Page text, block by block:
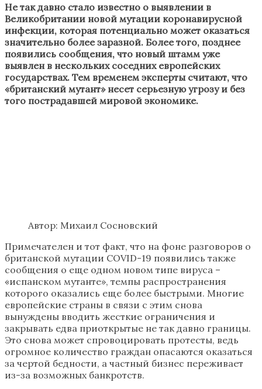
Не так давно стало известно о выявлении в
Великобритании новой мутации коронавирусной
инфекции, которая потенциально может оказаться
значительно более заразной. Более того, позднее
появились сообщения, что новый штамм уже
выявлен в нескольких соседних европейских
государствах. Тем временем эксперты считают, что
«британский мутант» несет серьезную угрозу и без
того пострадавшей мировой экономике.
Автор: Михаил Сосновский
Примечателен и тот факт, что на фоне разговоров о
британской мутации COVID-19 появились также
сообщения о еще одном новом типе вируса –
«испанском мутанте», темпы распространения
которого оказались еще более быстрыми. Многие
европейские страны в связи с этим снова
вынуждены вводить жесткие ограничения и
закрывать едва приоткрытые не так давно границы.
Это снова может спровоцировать протесты, ведь
огромное количество граждан опасаются оказаться
за чертой бедности, а частный бизнес переживает
из-за возможных банкротств.